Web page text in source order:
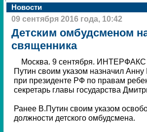
Новости
09 сентября 2016 года, 10:42
Детским омбудсменом
священника
Москва. 9 сентября. ИНТЕРФАКС
Путин своим указом назначил
при президенте РФ по правам
секретарь главы государства
Ранее В.Путин своим указом
должности детского омбудсмена.